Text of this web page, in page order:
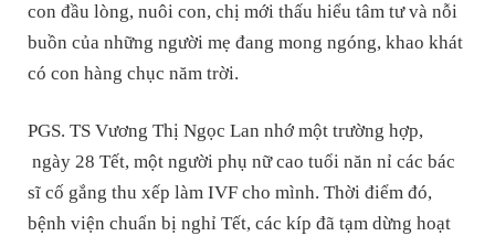
con đầu lòng, nuôi con, chị mới thấu hiểu tâm tư và nỗi
buồn của những người mẹ đang mong ngóng, khao khát
có con hàng chục năm trời.
PGS. TS Vương Thị Ngọc Lan nhớ một trường hợp,
ngày 28 Tết, một người phụ nữ cao tuổi năn nỉ các bác
sĩ cố gắng thu xếp làm IVF cho mình. Thời điểm đó,
bệnh viện chuẩn bị nghỉ Tết, các kíp đã tạm dừng hoạt